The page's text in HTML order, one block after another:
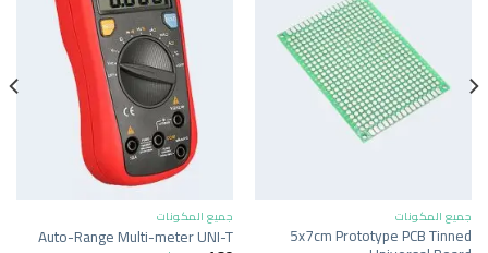
جميع المكونات
5x7cm Prototype PCB Tinned
جميع المكونات
Auto-Range Multi-meter UNI-T